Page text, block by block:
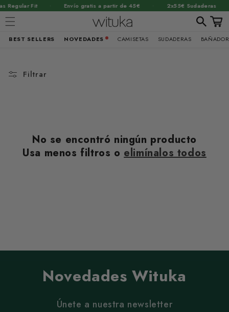
al contenido
Regular Fit Envío gratis a partir de 45€ 2x55€ Sudaderas
BEST SELLERS NOVEDADES CAMISETAS SUDADERAS
Filtrar
No se encontró ningún producto
Usa menos filtros oelimínalos todos
Novedades Wituka
Únete a nuestra newsletter